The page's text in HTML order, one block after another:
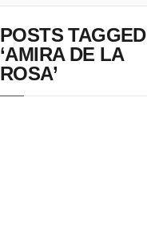
POSTS TAGGED
‘AMIRA DE LA
ROSA’